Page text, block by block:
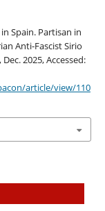
Spain. Partisan in
Anti-Fascist Sirio
2025, Accessed:
article/view/110